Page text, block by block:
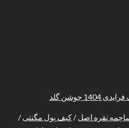
1404 جوشن گلد
نقره اصل / کیف پول مگنتی /